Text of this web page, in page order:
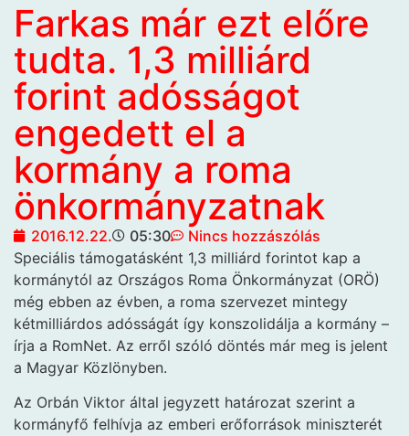
Farkas már ezt előre
tudta. 1,3 milliárd
forint adósságot
engedett el a
kormány a roma
önkormányzatnak
2016.12.22. 05:30
Nincs hozzászólás
Speciális támogatásként 1,3 milliárd forintot kap a
kormánytól az Országos Roma Önkormányzat (ORÖ)
még ebben az évben, a roma szervezet mintegy
kétmilliárdos adósságát így konszolidálja a kormány –
írja a RomNet. Az erről szóló döntés már meg is jelent
a Magyar Közlönyben.
Az Orbán Viktor által jegyzett határozat szerint a
kormányfő felhívja az emberi erőforrások miniszterét